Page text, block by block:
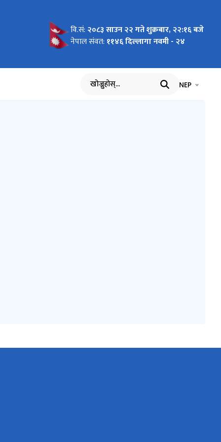
!!! वि.सं: २०८३ साउन २२ गते शुक्रबार, २२:१६ बजे
नेपाल संवत: ११४६ दिल्लागा नवमी - २४
खोज्नुहोस् भाषा चयन
NEP